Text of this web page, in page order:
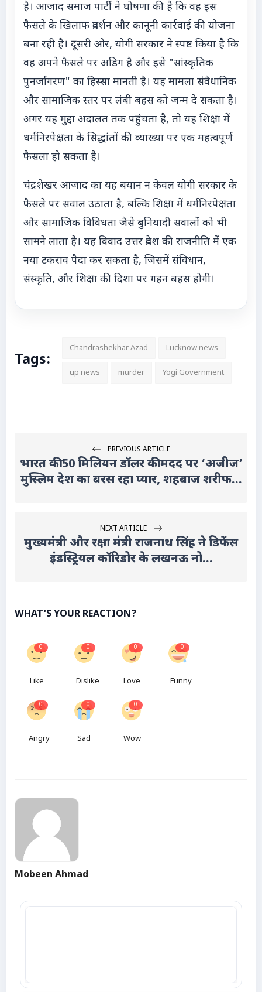
है। आजाद समाज पार्टी ने घोषणा की है कि वह इस
फैसले के खिलाफ प्रदर्शन और कानूनी कार्रवाई की योजना
बना रही है। दूसरी ओर, योगी सरकार ने स्पष्ट किया है कि
वह अपने फैसले पर अडिग है और इसे "सांस्कृतिक
पुनर्जागरण" का हिस्सा मानती है। यह मामला संवैधानिक
और सामाजिक स्तर पर लंबी बहस को जन्म दे सकता है।
अगर यह मुद्दा अदालत तक पहुंचता है, तो यह शिक्षा में
धर्मनिरपेक्षता के सिद्धांतों की व्याख्या पर एक महत्वपूर्ण
फैसला हो सकता है।
चंद्रशेखर आजाद का यह बयान न केवल योगी सरकार के
फैसले पर सवाल उठाता है, बल्कि शिक्षा में धर्मनिरपेक्षता
और सामाजिक विविधता जैसे बुनियादी सवालों को भी
सामने लाता है। यह विवाद उत्तर प्रदेश की राजनीति में एक
नया टकराव पैदा कर सकता है, जिसमें संविधान,
संस्कृति, और शिक्षा की दिशा पर गहन बहस होगी।
Tags:
Chandrashekhar Azad Lucknow news
up news murder Yogi Government
PREVIOUS ARTICLE
भारत की 50 मिलियन डॉलर की मदद पर ‘अजीज’
मुस्लिम देश का बरस रहा प्यार, शहबाज शरीफ...
NEXT ARTICLE
मुख्यमंत्री और रक्षा मंत्री राजनाथ सिंह ने डिफेंस
इंडस्ट्रियल कॉरिडोर के लखनऊ नो...
WHAT'S YOUR REACTION?
0
Like
0
Dislike
0
Love
0
Funny
0
Angry
0
Sad
0
Wow
Mobeen Ahmad